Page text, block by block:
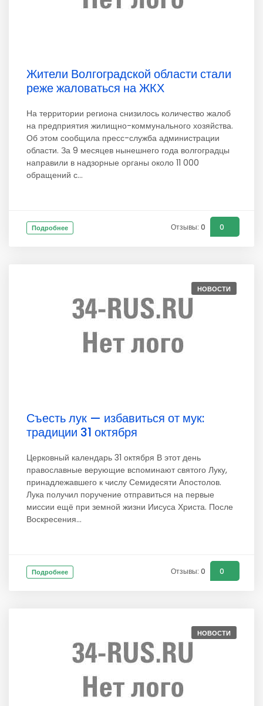
Жители Волгоградской области стали
реже жаловаться на ЖКХ
На территории региона снизилось количество жалоб
на предприятия жилищно-коммунального хозяйства.
Об этом сообщила пресс-служба администрации
области. За 9 месяцев нынешнего года волгоградцы
направили в надзорные органы около 11 000
обращений с...
Подробнее Отзывы: 0 0
НОВОСТИ
Съесть лук — избавиться от мук:
традиции 31 октября
Церковный календарь 31 октября В этот день
православные верующие вспоминают святого Луку,
принадлежавшего к числу Семидесяти Апостолов.
Лука получил поручение отправиться на первые
миссии ещё при земной жизни Иисуса Христа. После
Воскресения...
Подробнее Отзывы: 0 0
НОВОСТИ